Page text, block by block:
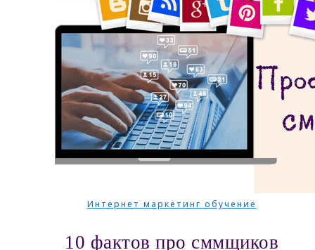
Интернет маркетинг обучение
10 фактов про сммщиков